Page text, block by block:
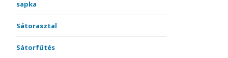
sapka
Sátorasztal
Sátorfűtés